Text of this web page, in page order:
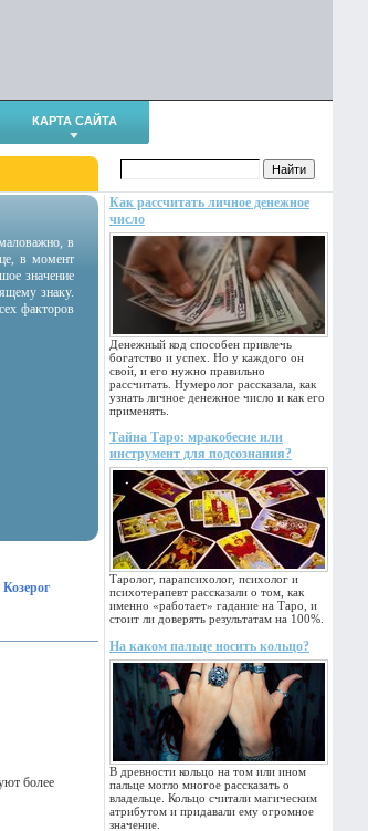
КАРТА САЙТА
Как рассчитать личное денежное
число
Денежный код способен привлечь
богатство и успех. Но у каждого он
свой, и его нужно правильно
рассчитать. Нумеролог рассказала, как
узнать личное денежное число и как его
применять.
Тайна Таро: мракобесие или
инструмент для подсознания?
Таролог, парапсихолог, психолог и
психотерапевт рассказали о том, как
именно «работает» гадание на Таро, и
стоит ли доверять результатам на 100%.
На каком пальце носить кольцо?
В древности кольцо на том или ином
пальце могло многое рассказать о
владельце. Кольцо считали магическим
атрибутом и придавали ему огромное
значение.
в
в момент
значение
знаку.
факторов
Козерог
более